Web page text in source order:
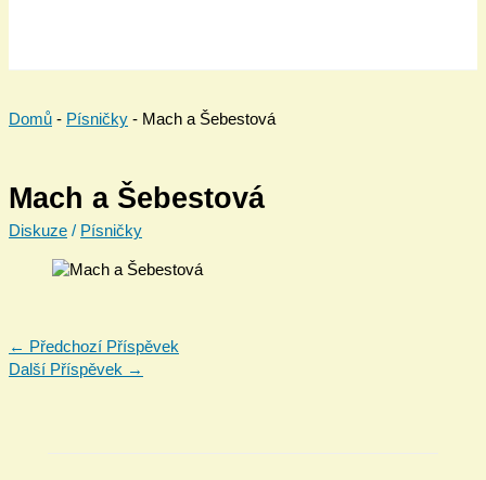
Domů - Písničky - Mach a Šebestová
Mach a Šebestová
Diskuze / Písničky
← Předchozí Příspěvek
Další Příspěvek →